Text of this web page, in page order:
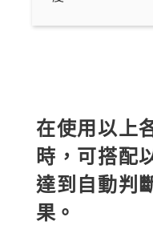
在使用以上
時，可搭配
達到自動判
果。